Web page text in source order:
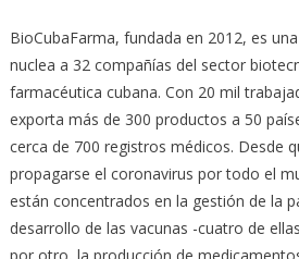
BioCubaFarma, fundada en 2012, es
nuclea a 32 compañías del sector
farmacéutica cubana. Con 20 mil
exporta más de 300 productos a 50
cerca de 700 registros médicos. Desde
propagarse el coronavirus por todo el
están concentrados en la gestión de la
desarrollo de las vacunas -cuatro de
por otro, la producción de